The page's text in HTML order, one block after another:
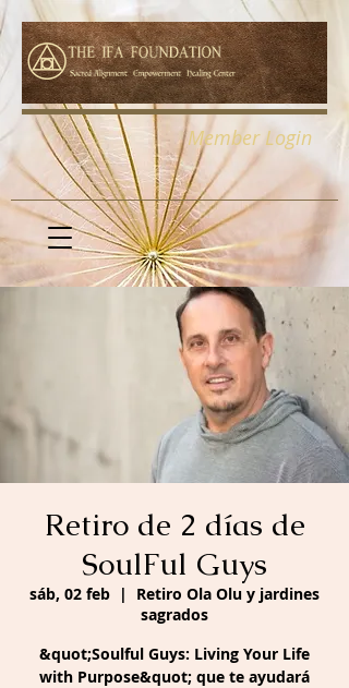
Member Login
Retiro de 2 días de
SoulFul Guys
sáb, 02 feb
  |
Retiro Ola Olu y jardines
sagrados
&quot;Soulful Guys: Living Your Life
with Purpose&quot; que te ayudará